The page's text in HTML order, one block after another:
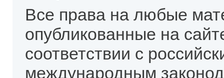
Все права на любые
опубликованные на
соответствии с
международным